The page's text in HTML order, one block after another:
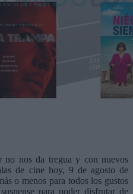
no nos da tregua y con nuevos
de cine hoy, 9 de agosto de
o menos para todos los gustos
para poder disfrutar de